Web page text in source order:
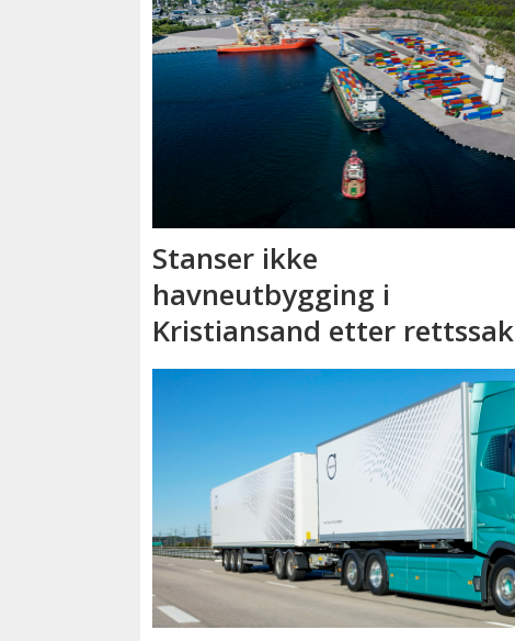
Stanser ikke
havneutbygging i
Kristiansand etter rettssak